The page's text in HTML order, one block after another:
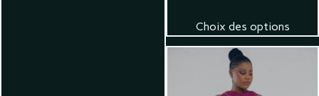
Choix des options